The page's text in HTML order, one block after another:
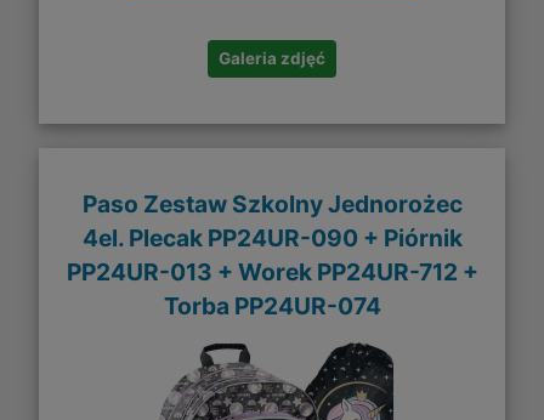
Galeria zdjęć
Paso Zestaw Szkolny Jednorożec
4el. Plecak PP24UR-090 + Piórnik
PP24UR-013 + Worek PP24UR-712 +
Torba PP24UR-074